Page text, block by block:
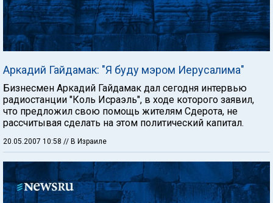
Аркадий Гайдамак: "Я буду мэром Иерусалима"
Бизнесмен Аркадий Гайдамак дал сегодня интервью
радиостанции "Коль Исраэль", в ходе которого заявил,
что предложил свою помощь жителям Сдерота, не
рассчитывая сделать на этом политический капитал.
20.05.2007 10:58 // В Израиле